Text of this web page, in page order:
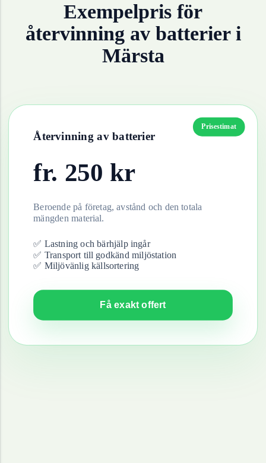
Exempelpris för
återvinning av batterieri
Märsta
Prisestimat
Återvinning av batterier
fr. 250 kr
Beroende på företag, avstånd och den totala
mängden material.
✅ Lastning och bärhjälp ingår
✅ Transport till godkänd miljöstation
✅ Miljövänlig källsortering
Få exakt offert